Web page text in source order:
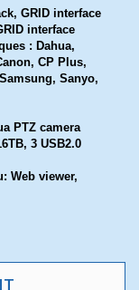
GRID interface
interface
: Dahua,
CP Plus,
Sanyo,
PTZ camera
3 USB2.0
Web viewer,